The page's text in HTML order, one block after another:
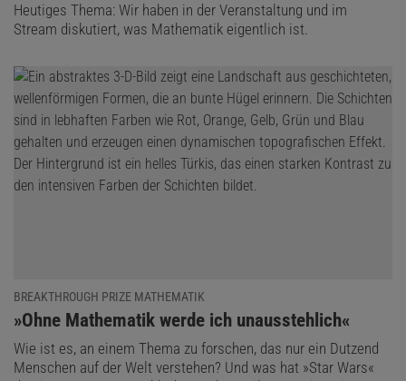
Heutiges Thema: Wir haben in der Veranstaltung und im
Stream diskutiert, was Mathematik eigentlich ist.
BREAKTHROUGH PRIZE MATHEMATIK
:
»Ohne Mathematik werde ich unausstehlich«
Wie ist es, an einem Thema zu forschen, das nur ein Dutzend
Menschen auf der Welt verstehen? Und was hat »Star Wars«